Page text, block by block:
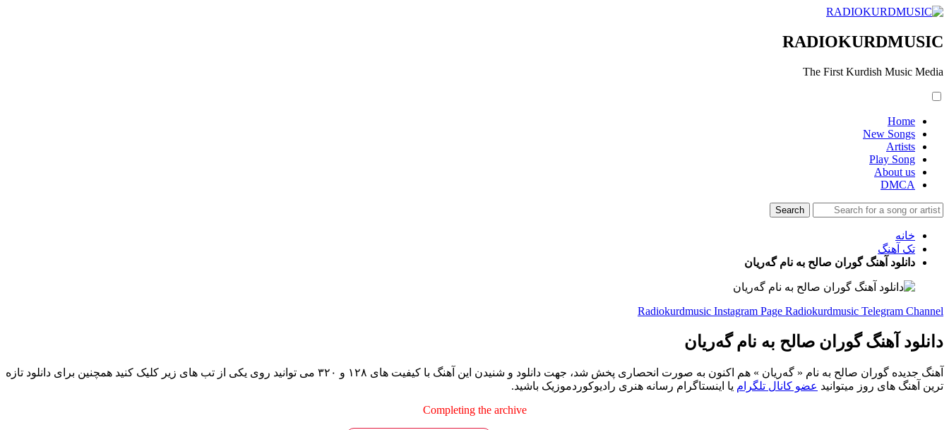
RADIOKURDMUSIC
The First Kurdish Music Media
Home
New Songs
Artists
Play Song
About us
DMCA
خانه
تک آهنگ
دانلود آهنگ گوران صالح به نام گەریان
Radiokurdmusic Instagram Page Radiokurdmusic Telegram Channel
دانلود آهنگ گوران صالح به نام گەریان
آهنگ جدیده گوران صالح به نام « گەریان » هم اکنون به صورت انحصاری پخش شد، جهت دانلود و شنیدن این آهنگ با کیفیت های ۱۲۸ و ۳۲۰ می توانید روی یکی از تب های زیر کلیک کنید همچنین برای دانلود تازه
ترین آهنگ های روز میتوانید عضو کانال تلگرام یا اینستاگرام رسانه هنری رادیوکوردموزیک باشید.
Completing the archive